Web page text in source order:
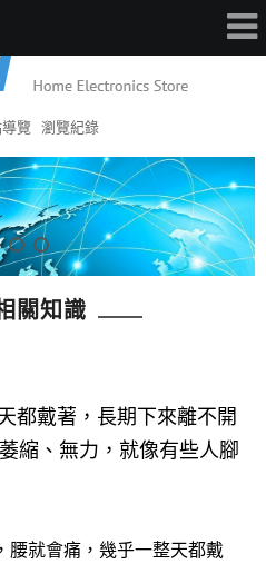
覽 瀏覽紀錄
關知識
都戴著，長期下來離不開
縮、無力，就像有些人腳
腰就會痛，幾乎一整天都戴